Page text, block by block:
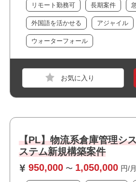
リモート勤務可 長期案件
外国語を活かせる アジャイル
ウォーターフォール
【PL】物流系倉庫管理シ
ステム新規構築案件
950,000 〜 1,050,000 円/月
・AWSサービス全般の知識・設計構築
(IAM、VPC、LB、Fargate、オーロ
連、Route53、マルチテナント、
・サーバ構築(Linux/Windows Server)
・Docker、Kubernetesなどのコンテ
実務経験
PM
業界
不動産・建設・設備
・コンサルタントやエンジニアとして
守経験
┗どちらのポジションも経験されて
・ユーザ調整能力、PowerPointでの資